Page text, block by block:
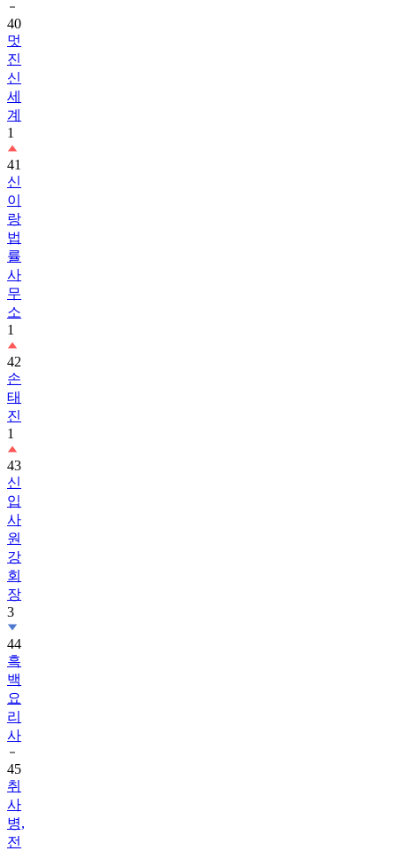
40
멋
진
신
세
계
1
41
신
이
랑
법
률
사
무
소
1
42
손
태
진
1
43
신
입
사
원
강
회
장
3
44
흑
백
요
리
사
45
취
사
병,
전